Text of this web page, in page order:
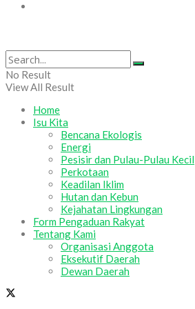
No Result
View All Result
Home
Isu Kita
Bencana Ekologis
Energi
Pesisir dan Pulau-Pulau Kecil
Perkotaan
Keadilan Iklim
Hutan dan Kebun
Kejahatan Lingkungan
Form Pengaduan Rakyat
Tentang Kami
Organisasi Anggota
Eksekutif Daerah
Dewan Daerah